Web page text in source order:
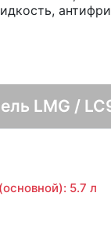
LMG /
5.7 л